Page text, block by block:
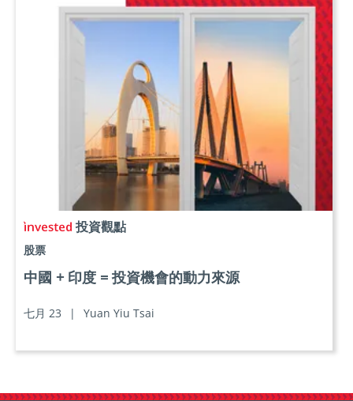
投資觀點
股票
中國 + 印度 = 投資機會的動力來源
七月 23 | Yuan Yiu Tsai